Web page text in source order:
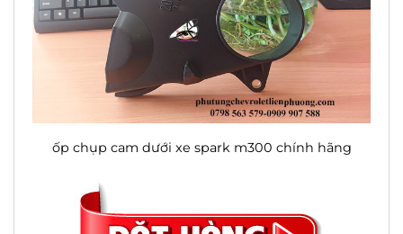
ốp chụp cam dưới xe spark m300 chính hãng